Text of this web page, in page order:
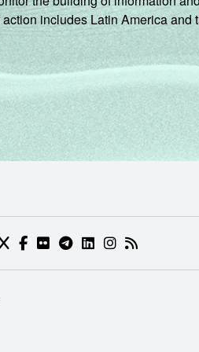
DF -
Centro Regional de Estudos para
e comunicação no setor
includes Latin America and
DO NIC.BR (ABRE EM NOVA
DO NIC.BR (ABRE EM
FACEBOOK DO NIC.BR (ABRE
FLICKR DO NIC.BR (ABRE
TELEGRAM DO NIC.BR
LINKEDIN DO
INSTAGRAM
RSS DO